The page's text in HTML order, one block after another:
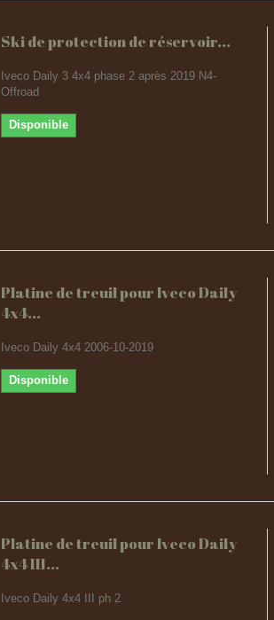
Ski de protection de réservoir...
Iveco Daily 3 4x4 phase 2 après 2019 N4-
Offroad
Disponible
Platine de treuil pour Iveco Daily
4x4...
Iveco Daily 4x4 2006-10-2019
Disponible
Platine de treuil pour Iveco Daily
4x4 III...
Iveco Daily 4x4 III ph 2